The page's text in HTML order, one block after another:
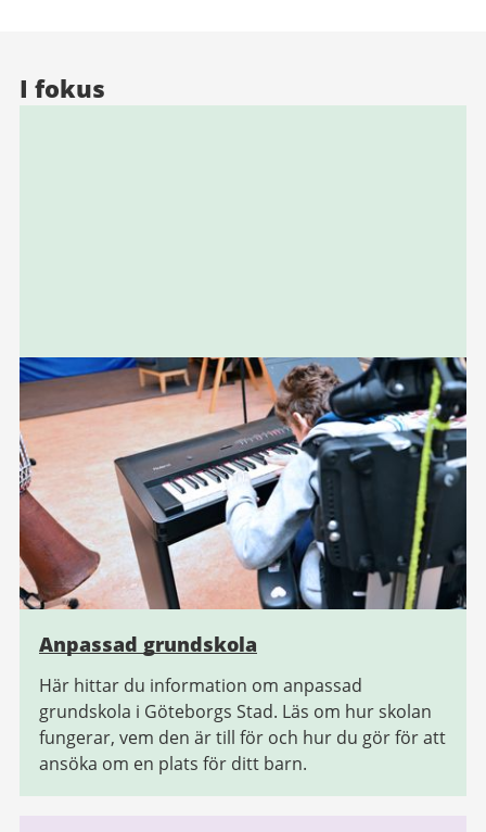
I fokus
Anpassad grundskola
Här hittar du information om anpassad
grundskola i Göteborgs Stad. Läs om hur skolan
fungerar, vem den är till för och hur du gör för att
ansöka om en plats för ditt barn.